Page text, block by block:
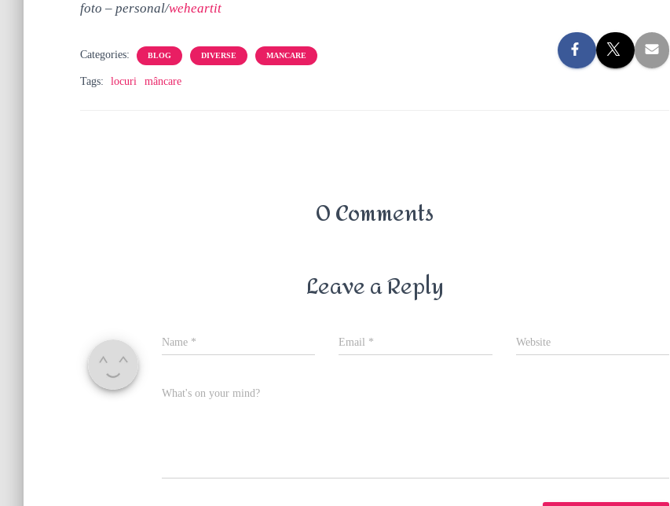
foto – personal/weheartit
Categories: BLOG DIVERSE MANCARE
Tags: locuri mâncare
0 Comments
Leave a Reply
Name * Email * Website
What's on your mind?